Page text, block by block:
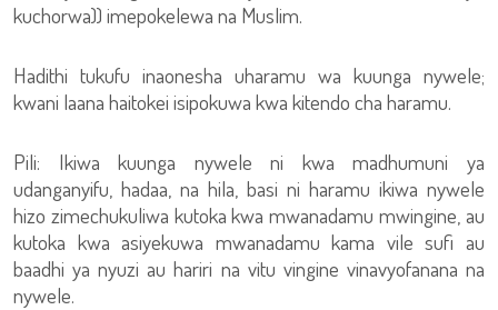
kuchorwa)) imepokelewa na Muslim.
Hadithi tukufu inaonesha uharamu wa kuunga nywele;
kwani laana haitokei isipokuwa kwa kitendo cha haramu.
Pili: Ikiwa kuunga nywele ni kwa madhumuni ya
udanganyifu, hadaa, na hila, basi ni haramu ikiwa nywele
hizo zimechukuliwa kutoka kwa mwanadamu mwingine, au
kutoka kwa asiyekuwa mwanadamu kama vile sufi au
baadhi ya nyuzi au hariri na vitu vingine vinavyofanana na
nywele.